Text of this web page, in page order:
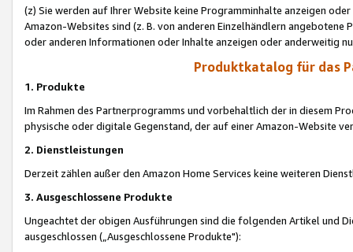
(z) Sie werden auf Ihrer Website keine Programminhalte anzeigen
Amazon-Websites sind (z. B. von anderen Einzelhändlern
oder anderen Informationen oder Inhalte anzeigen oder anderweitig
Produktkatalog für das
1. Produkte
Im Rahmen des Partnerprogramms und vorbehaltlich der in diesem
physische oder digitale Gegenstand, der auf einer Amazon-Website
2. Dienstleistungen
Derzeit zählen außer den Amazon Home Services keine weiteren
3. Ausgeschlossene Produkte
Ungeachtet der obigen Ausführungen sind die folgenden Artikel und
ausgeschlossen („Ausgeschlossene Produkte"):